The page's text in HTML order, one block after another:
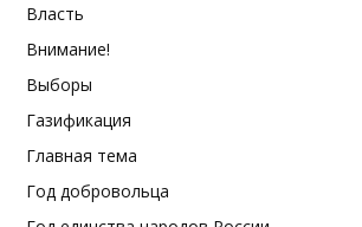
Власть
Внимание!
Выборы
Газификация
Главная тема
Год добровольца